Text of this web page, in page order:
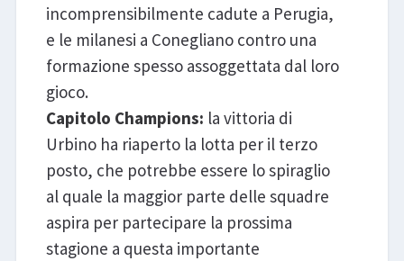
incomprensibilmente cadute a Perugia,
e le milanesi a Conegliano contro una
formazione spesso assoggettata dal loro
gioco.
Capitolo Champions: la vittoria di
Urbino ha riaperto la lotta per il terzo
posto, che potrebbe essere lo spiraglio
al quale la maggior parte delle squadre
aspira per partecipare la prossima
stagione a questa importante